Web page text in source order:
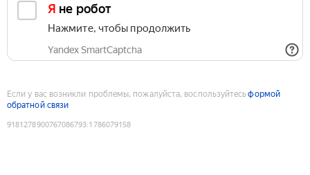
Я не робот
Нажмите, чтобы продолжить
Yandex SmartCaptcha
Если у вас возникли проблемы, пожалуйста, воспользуйтесьформой
обратной связи
9181278900767086793:1786079158